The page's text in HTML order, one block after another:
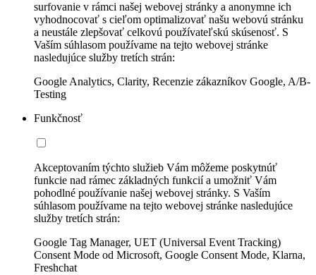
surfovanie v rámci našej webovej stránky a anonymne ich
vyhodnocovať s cieľom optimalizovať našu webovú stránku
a neustále zlepšovať celkovú používateľskú skúsenosť. S
Vaším súhlasom používame na tejto webovej stránke
nasledujúce služby tretích strán:
Google Analytics, Clarity, Recenzie zákazníkov Google, A/B-
Testing
Funkčnosť
Akceptovaním týchto služieb Vám môžeme poskytnúť
funkcie nad rámec základných funkcií a umožniť Vám
pohodlné používanie našej webovej stránky. S Vaším
súhlasom používame na tejto webovej stránke nasledujúce
služby tretích strán:
Google Tag Manager, UET (Universal Event Tracking)
Consent Mode od Microsoft, Google Consent Mode, Klarna,
Freshchat